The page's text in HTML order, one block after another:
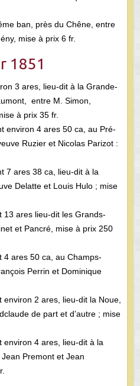
ban, près du Chêne, entre
mise à prix 6 fr.
1851
3 ares, lieu-dit à la Grande-
entre M. Simon,
à prix 35 fr.
environ 4 ares 50 ca, au Pré-
Ruzier et Nicolas Parizot :
7 ares 38 ca, lieu-dit à la
Delatte et Louis Hulo ; mise
ares lieu-dit les Grands-
et Pancré, mise à prix 250
4 ares 50 ca, au Champs-
Perrin et Dominique
2 ares, lieu-dit la Noue,
de part et d’autre ; mise
4 ares, lieu-dit à la
Premont et Jean